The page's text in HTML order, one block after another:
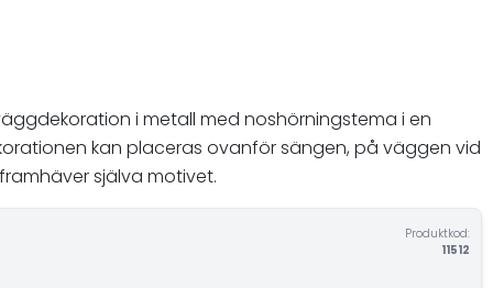
i metall med noshörningstema i en
kan placeras ovanför sängen, på väggen vid
själva motivet.
Produktkod:
11512